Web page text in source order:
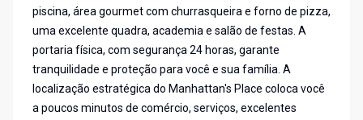
piscina, área gourmet com churrasqueira e forno de pizza,
uma excelente quadra, academia e salão de festas. A
portaria física, com segurança 24 horas, garante
tranquilidade e proteção para você e sua família. A
localização estratégica do Manhattan's Place coloca você
a poucos minutos de comércio, serviços, excelentes